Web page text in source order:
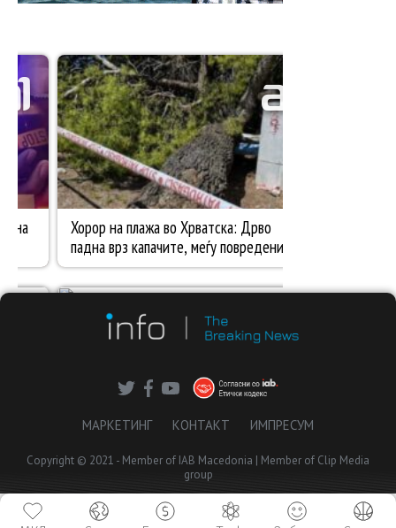
МАРКЕТИНГ КОНТАКТ ИМПРЕСУМ
Copyright © 2021 - Member of IAB Macedonia | Member of Clip Media
group